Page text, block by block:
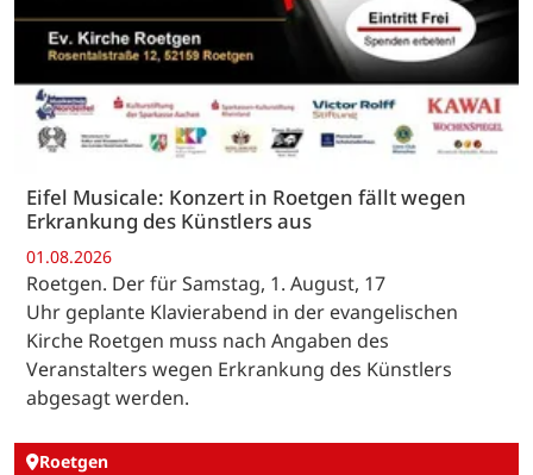
Eifel Musicale: Konzert in Roetgen fällt wegen
Erkrankung des Künstlers aus
01.08.2026
Roetgen. Der für Samstag, 1. August, 17
Uhr geplante Klavierabend in der evangelischen
Kirche Roetgen muss nach Angaben des
Veranstalters wegen Erkrankung des Künstlers
abgesagt werden.
Roetgen